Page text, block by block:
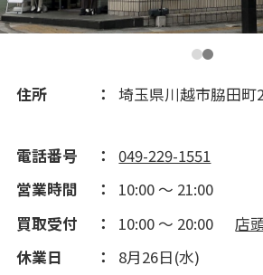
2017(350)
2016(154)
2015(152)
2014(273)
2013(219)
住所
埼玉県川越市脇田町
電話番号
049-229-1551
営業時間
10:00 ～ 21:00
買取受付
10:00 ～ 20:00
店
休業日
8月26日(水)